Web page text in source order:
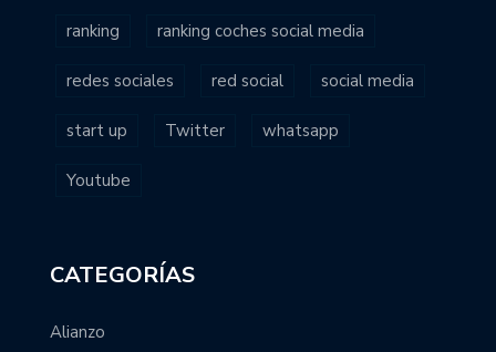
ranking ranking coches social media
redes sociales red social social media
start up Twitter whatsapp
Youtube
CATEGORÍAS
Alianzo